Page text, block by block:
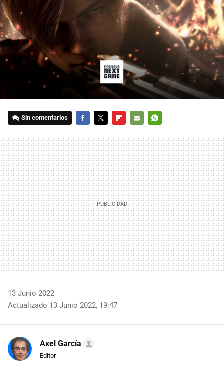
Sin comentarios
MAIL
13 Junio 2022
Actualizado 13 Junio 2022, 19:47
Axel García
Editor